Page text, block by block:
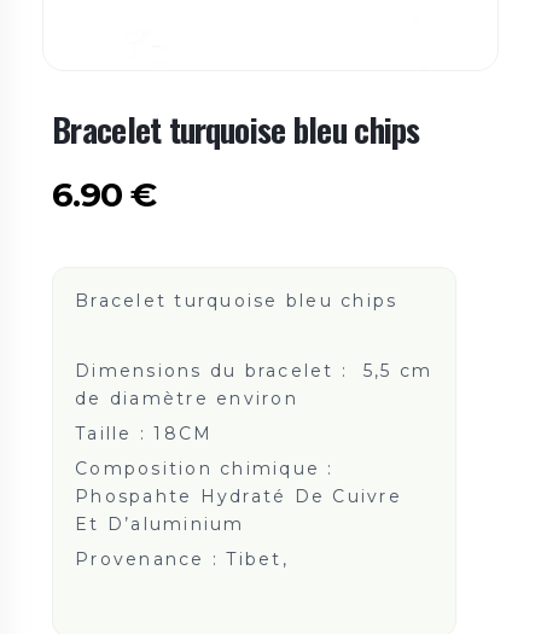
Bracelet turquoise bleu chips
6.90 €
Bracelet turquoise bleu chips
Dimensions du bracelet : 5,5 cm
de diamètre environ
Taille :18CM
Composition chimique :
Phospahte Hydraté De Cuivre
Et D’aluminium
Provenance :Tibet,